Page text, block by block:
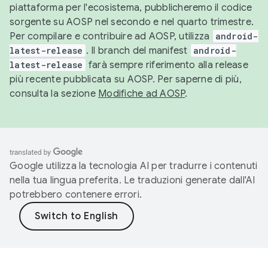
piattaforma per l'ecosistema, pubblicheremo il codice
sorgente su AOSP nel secondo e nel quarto trimestre.
Per compilare e contribuire ad AOSP, utilizza
android-
latest-release . Il branch del manifest android-
latest-release farà sempre riferimento alla release
più recente pubblicata su AOSP. Per saperne di più,
consulta la sezione Modifiche ad AOSP.
Google utilizza la tecnologia AI per tradurre i contenuti
nella tua lingua preferita. Le traduzioni generate dall'AI
potrebbero contenere errori.